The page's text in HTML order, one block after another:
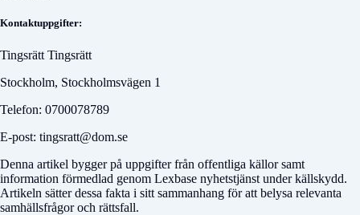
Kontaktuppgifter:
Tingsrätt Tingsrätt
Stockholm, Stockholmsvägen 1
Telefon: 0700078789
E-post: tingsratt@dom.se
Denna artikel bygger på uppgifter från offentliga källor samt
information förmedlad genom Lexbase nyhetstjänst under källskydd.
Artikeln sätter dessa fakta i sitt sammanhang för att belysa relevanta
samhällsfrågor och rättsfall.